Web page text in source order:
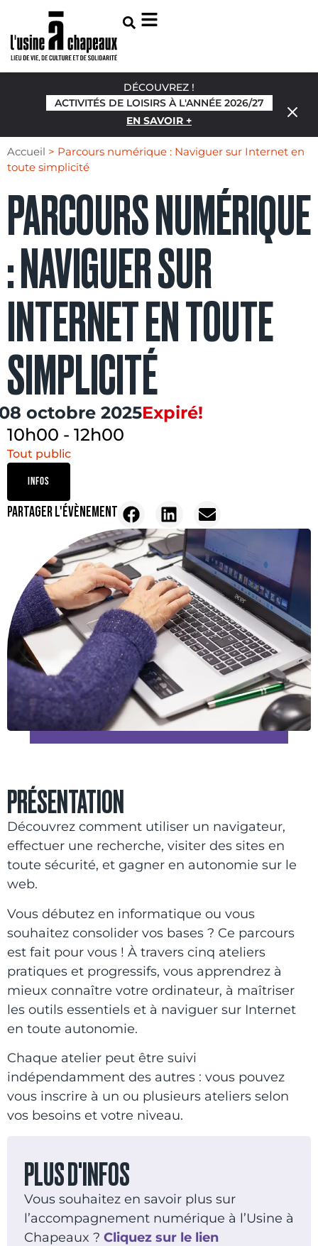
DÉCOUVREZ !
ACTIVITÉS DE LOISIRS À L'ANNÉE 2026/27
EN SAVOIR +
Accueil > Parcours numérique : Naviguer sur Internet en
toute simplicité
PARCOURS NUMÉRIQUE
: NAVIGUER SUR
INTERNET EN TOUTE
SIMPLICITÉ
octobre 2025Expiré!
10h00 - 12h00
Tout public
INFOS
PARTAGER L'ÉVÈNEMENT
PRÉSENTATION
Découvrez comment utiliser un navigateur,
effectuer une recherche, visiter des sites en
toute sécurité, et gagner en autonomie sur le
web.
Vous débutez en informatique ou vous
souhaitez consolider vos bases ? Ce parcours
est fait pour vous ! À travers cinq ateliers
pratiques et progressifs, vous apprendrez à
mieux connaître votre ordinateur, à maîtriser
les outils essentiels et à naviguer sur Internet
en toute autonomie.
Chaque atelier peut être suivi
indépendamment des autres : vous pouvez
vous inscrire à un ou plusieurs ateliers selon
vos besoins et votre niveau.
PLUS D'INFOS
Vous souhaitez en savoir plus sur
l’accompagnement numérique à l’Usine à
Chapeaux ? Cliquez sur le lien